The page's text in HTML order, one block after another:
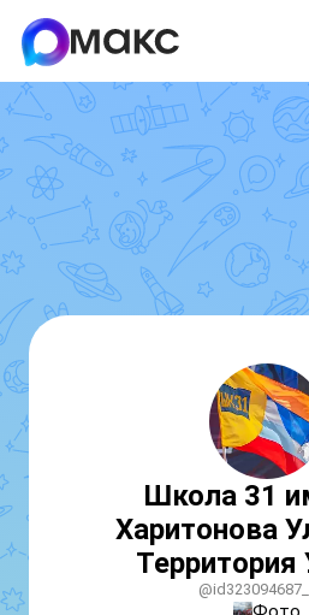
Школа 31
Харитонова
Территория